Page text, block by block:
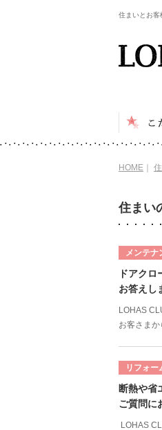
住まいとお
HOME
住まい
メンテナ
ドアク
お答えし
LOHAS
お客さま
リフォー
断熱や省
ご質問に
LOHAS